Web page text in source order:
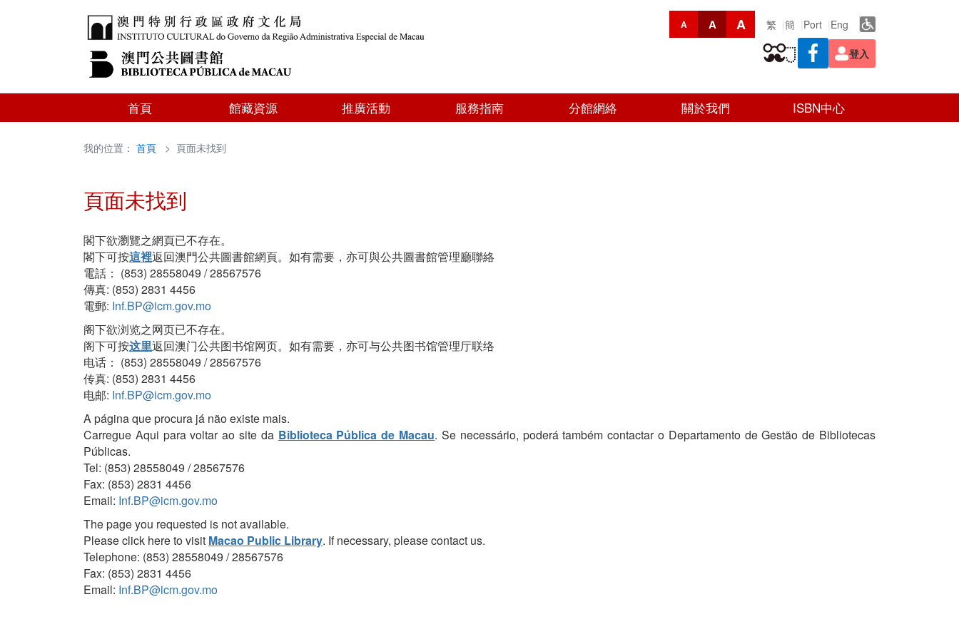
A A A 繁 簡 Port Eng
登入
首頁 館藏資源 推廣活動 服務指南 分館網絡 關於我們 ISBN中心
我的位置： 首頁 > 頁面未找到
頁面未找到
閣下欲瀏覽之網頁已不存在。
閣下可按這裡返回澳門公共圖書館網頁。如有需要，亦可與公共圖書館管理廳聯絡
電話： (853) 28558049 / 28567576
傳真: (853) 2831 4456
電郵: Inf.BP@icm.gov.mo
阁下欲浏览之网页已不存在。
阁下可按这里返回澳门公共图书馆网页。如有需要，亦可与公共图书馆管理厅联络
电话： (853) 28558049 / 28567576
传真: (853) 2831 4456
电邮: Inf.BP@icm.gov.mo
A página que procura já não existe mais.
Carregue Aqui para voltar ao site da Biblioteca Pública de Macau. Se necessário, poderá também contactar o Departamento de Gestão de Bibliotecas
Públicas.
Tel: (853) 28558049 / 28567576
Fax: (853) 2831 4456
Email: Inf.BP@icm.gov.mo
The page you requested is not available.
Please click here to visit Macao Public Library. If necessary, please contact us.
Telephone: (853) 28558049 / 28567576
Fax: (853) 2831 4456
Email: Inf.BP@icm.gov.mo